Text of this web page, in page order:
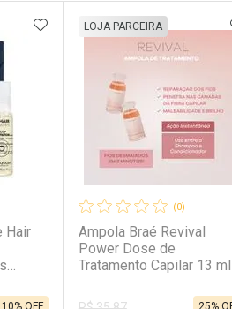
Hair
10% OFF
ADICIONAR AOS
(0)
Ampola Braé Revival
Power Dose de
Tratamento Capilar 13 ml
LOJA PARCEIRA
25%